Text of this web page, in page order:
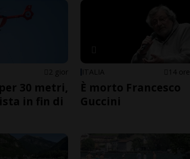
2 gior
30 metri,
in fin di
ITALIA 14 ore
È morto Francesco
Guccini